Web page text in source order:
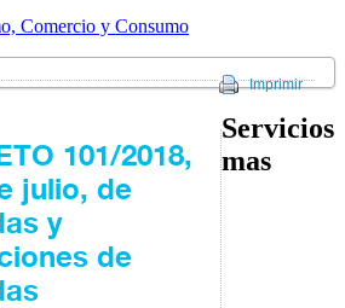
Comercio y Consumo
Imprimir
101/2018,
julio, de
y
de
Servicios
mas